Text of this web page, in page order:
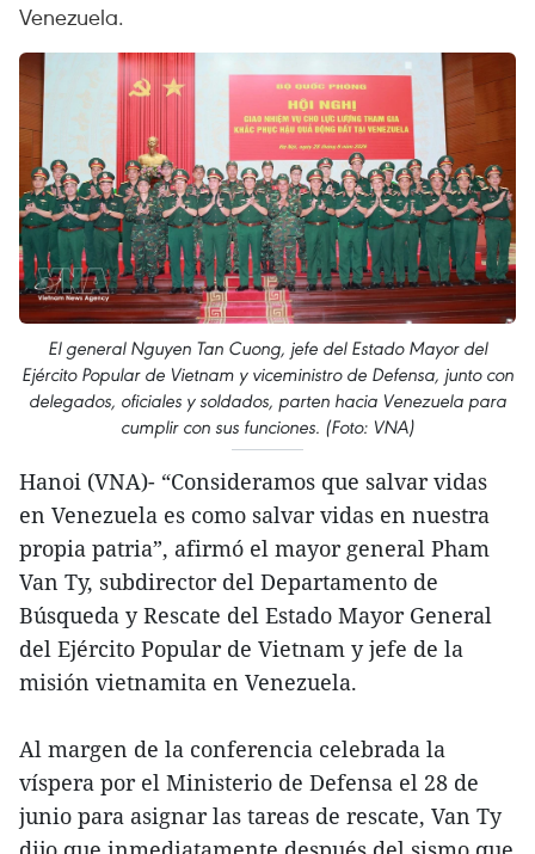
Venezuela.
El general Nguyen Tan Cuong, jefe del Estado Mayor del
Ejército Popular de Vietnam y viceministro de Defensa, junto con
delegados, oficiales y soldados, parten hacia Venezuela para
cumplir con sus funciones. (Foto: VNA)
Hanoi (VNA)- “Consideramos que salvar vidas
en Venezuela es como salvar vidas en nuestra
propia patria”, afirmó el mayor general Pham
Van Ty, subdirector del Departamento de
Búsqueda y Rescate del Estado Mayor General
del Ejército Popular de Vietnam y jefe de la
misión vietnamita en Venezuela.
Al margen de la conferencia celebrada la
víspera por el Ministerio de Defensa el 28 de
junio para asignar las tareas de rescate, Van Ty